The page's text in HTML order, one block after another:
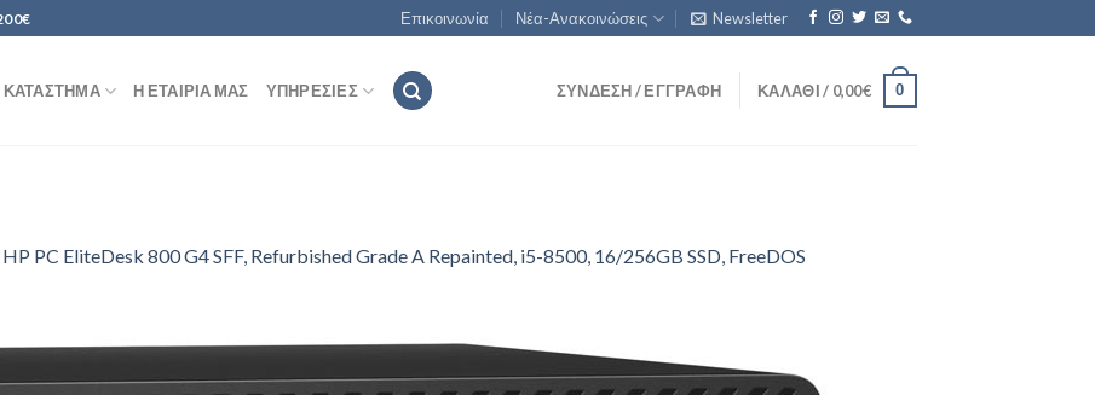
Επικοινωνία Νέα-Ανακοινώσεις Newsletter
ΚΑΤΆΣΤΗΜΑ Η ΕΤΑΙΡΊΑ ΜΑΣ ΥΠΗΡΕΣΊΕΣ ΣΎΝΔΕΣΗ / ΕΓΓΡΑΦΉ ΚΑΛΆΘΙ / 0,00€ 0
HP PC EliteDesk 800 G4 SFF, Refurbished Grade A Repainted, i5-8500, 16/256GB SSD, FreeDOS